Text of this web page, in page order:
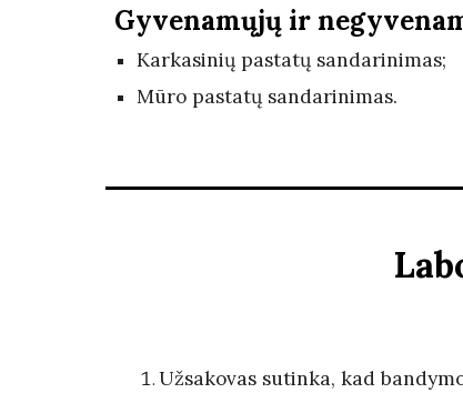
Gyvenamųjų ir
Karkasinių pastatų sandarinimas;
Mūro pastatų sandarinimas.
Užsakovas sutinka, kad